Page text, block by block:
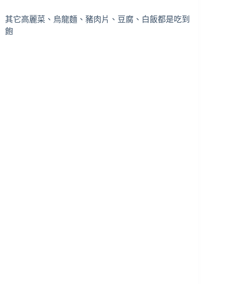
其它高麗菜、烏龍麵、豬肉片、豆腐、白飯都是吃到
飽